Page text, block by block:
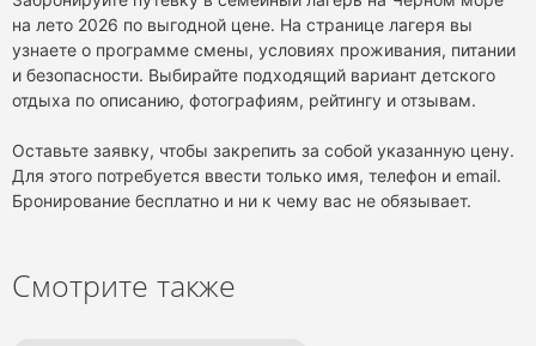
на лето 2026 по выгодной цене. На странице лагеря вы
узнаете о программе смены, условиях проживания, питании
и безопасности. Выбирайте подходящий вариант детского
отдыха по описанию, фотографиям, рейтингу и отзывам.
Оставьте заявку, чтобы закрепить за собой указанную цену.
Для этого потребуется ввести только имя, телефон и email.
Бронирование бесплатно и ни к чему вас не обязывает.
Смотрите также